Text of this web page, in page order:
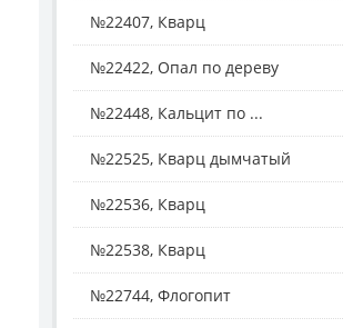
№22407, Кварц
№22422, Опал по дереву
№22448, Кальцит по ...
№22525, Кварц дымчатый
№22536, Кварц
№22538, Кварц
№22744, Флогопит